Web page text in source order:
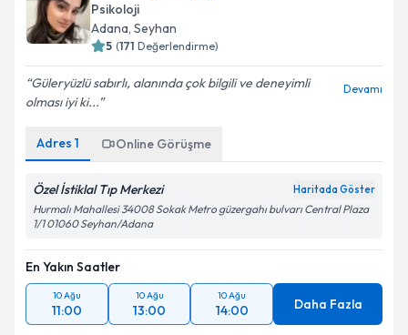
Psikoloji
Adana, Seyhan
5 (171 Değerlendirme)
Güleryüzlü sabırlı, alanında çok bilgili ve deneyimli
olması iyi ki...
Devamı
Adres 1 Online Görüşme
Özel İstiklal Tıp Merkezi Haritada Göster
Hurmalı Mahallesi 34008 Sokak Metro güzergahı bulvarı Central Plaza
1/1 01060 Seyhan/Adana
En Yakın Saatler
10 Ağu
11:00
10 Ağu
13:00
10 Ağu
14:00 Daha Fazla